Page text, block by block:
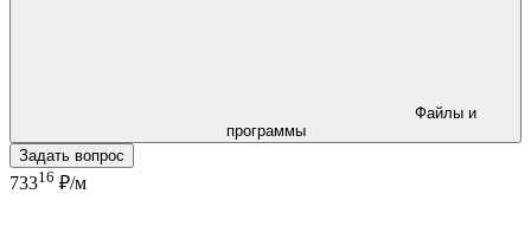
программы
Задать вопрос
73316 ₽/м